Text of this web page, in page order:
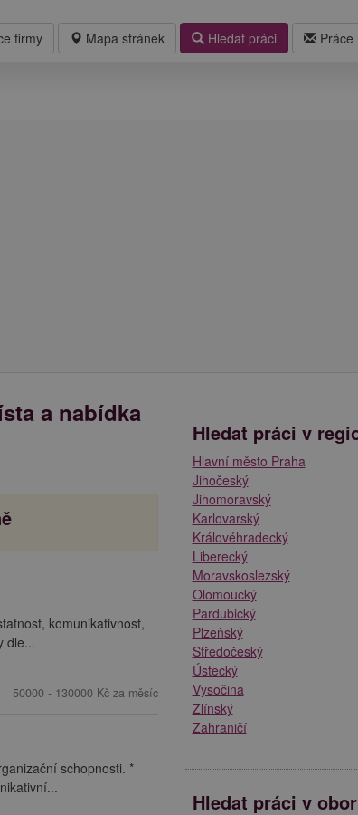
Mapa stránek Hledat práci Práce
firmy
a nabídka
komunikativnost,
dle...
50000 - 130000 Kč za měsíc
schopnosti. *
Hledat práci v
Hlavní město Praha
Jihočeský
Jihomoravský
Karlovarský
Královéhradecký
Liberecký
Moravskoslezský
Olomoucký
Pardubický
Plzeňský
Středočeský
Ústecký
Vysočina
Zlínský
Zahraničí
Hledat práci v